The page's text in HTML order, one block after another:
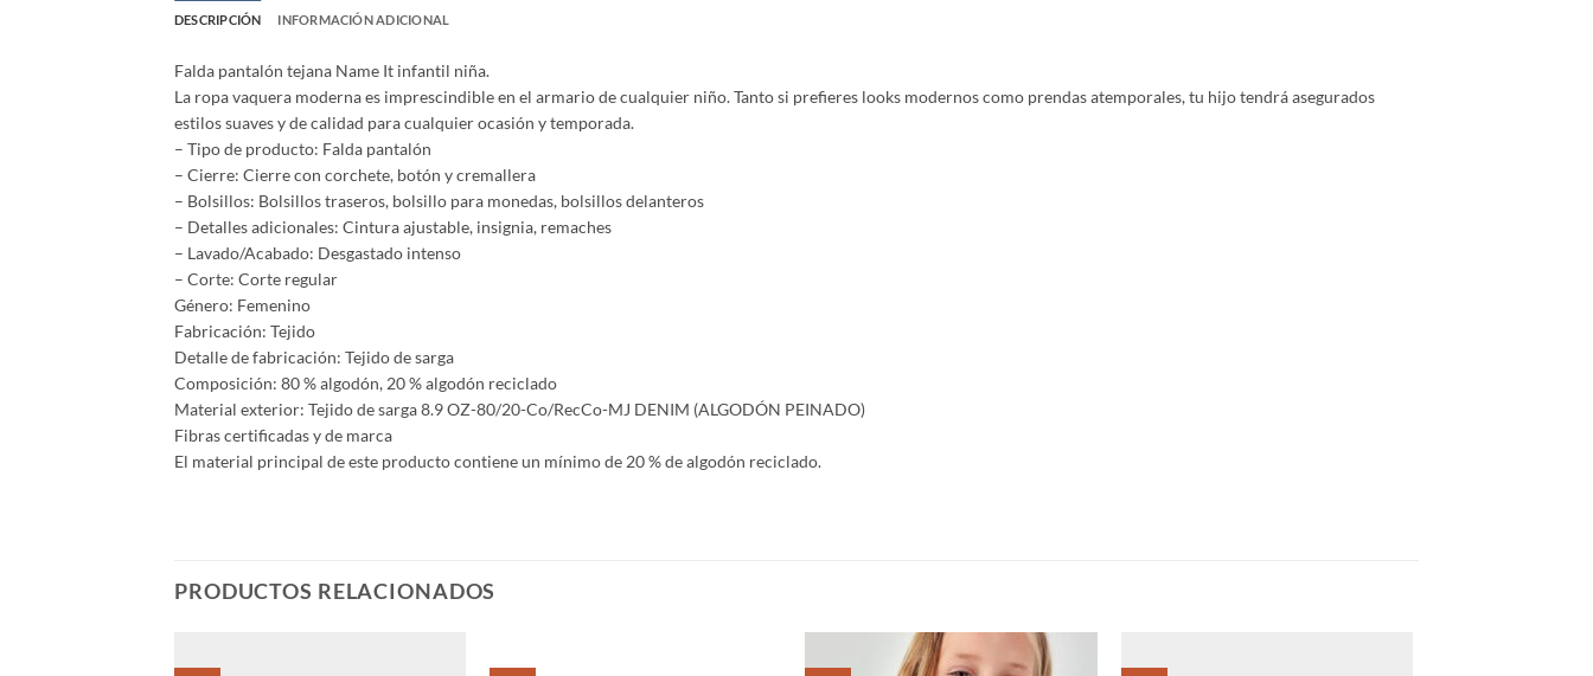
DESCRIPCIÓN INFORMACIÓN ADICIONAL
Falda pantalón tejana Name It infantil niña.
La ropa vaquera moderna es imprescindible en el armario de cualquier niño. Tanto si prefieres looks modernos como prendas atemporales, tu hijo tendrá asegurados
estilos suaves y de calidad para cualquier ocasión y temporada.
– Tipo de producto: Falda pantalón
– Cierre: Cierre con corchete, botón y cremallera
– Bolsillos: Bolsillos traseros, bolsillo para monedas, bolsillos delanteros
– Detalles adicionales: Cintura ajustable, insignia, remaches
– Lavado/Acabado: Desgastado intenso
– Corte: Corte regular
Género: Femenino
Fabricación: Tejido
Detalle de fabricación: Tejido de sarga
Composición: 80 % algodón, 20 % algodón reciclado
Material exterior: Tejido de sarga 8.9 OZ-80/20-Co/RecCo-MJ DENIM (ALGODÓN PEINADO)
Fibras certificadas y de marca
El material principal de este producto contiene un mínimo de 20 % de algodón reciclado.
PRODUCTOS RELACIONADOS